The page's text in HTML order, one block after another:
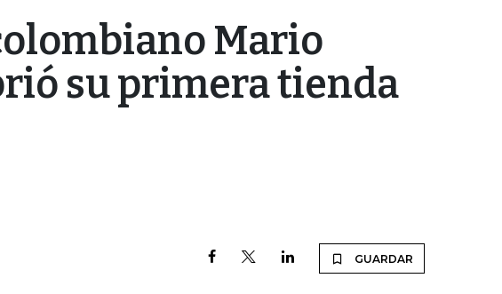
Mario
su primera tienda
GUARDAR